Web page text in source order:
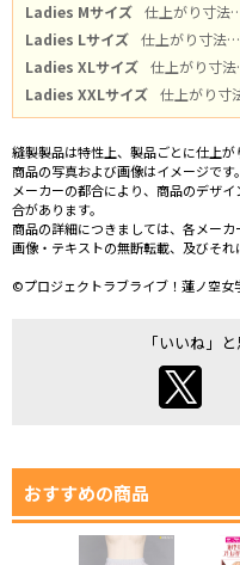
Ladies Mサイズ 仕上がり寸法
Ladies Lサイズ 仕上がり寸法
Ladies XLサイズ 仕上がり寸
Ladies XXLサイズ 仕上がり寸
縫製製品は特性上、製品ごとに仕上が
商品の写真および画像はイメージです
メーカーの都合により、商品のデザ
合があります。
商品の詳細につきましては、各メーカ
画像・テキストの無断転載、及びそれ
©プロジェクトラブライブ！蓮ノ空女
「いいね」
おすすめの商品